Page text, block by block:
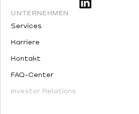
UNTERNEHMEN
Services
Karriere
Kontakt
FAQ-Center
Investor Relations